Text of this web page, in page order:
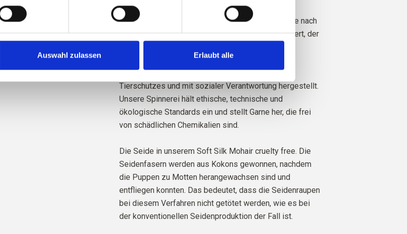
Auswahl zulassen Erlaubt alle
Unser gesamtes Mohair ist von unabhängiger Seite nach
dem Responsible Mohair Standard (RMS) zertifiziert, der
Das Garn wird unter strikter Berücksichtigung des
Tierschutzes und mit sozialer Verantwortung hergestellt.
Unsere Spinnerei hält ethische, technische und
ökologische Standards ein und stellt Garne her, die frei
von schädlichen Chemikalien sind.
Die Seide in unserem Soft Silk Mohair cruelty free. Die
Seidenfasern werden aus Kokons gewonnen, nachdem
die Puppen zu Motten herangewachsen sind und
entfliegen konnten. Das bedeutet, dass die Seidenraupen
bei diesem Verfahren nicht getötet werden, wie es bei
der konventionellen Seidenproduktion der Fall ist.